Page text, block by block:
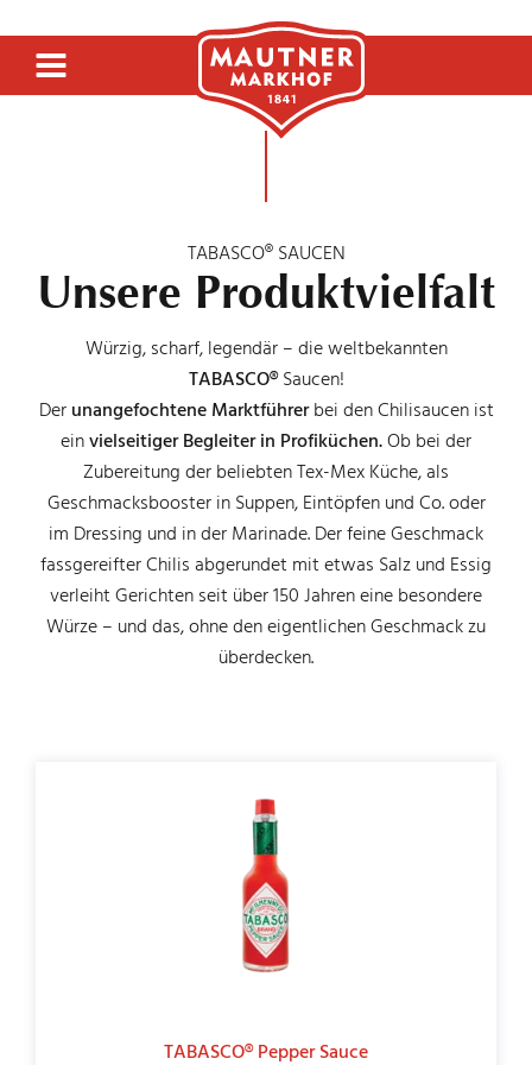
SIRUP & GETRÄNKE
ESSIG
ASIA & ETHNO
TABASCO® SAUCEN
Unsere Produktvielfalt
Würzig, scharf, legendär – die weltbekannten
TABASCO®Saucen!
Derunangefochtene Marktführerbei den Chilisaucen ist
einvielseitiger Begleiter in Profiküchen.Ob bei der
Zubereitung der beliebten Tex-Mex Küche, als
Geschmacksbooster in Suppen, Eintöpfen und Co. oder
im Dressing und in der Marinade. Der feine Geschmack
fassgereifter Chilis abgerundet mit etwas Salz und Essig
verleiht Gerichten seit über 150 Jahren eine besondere
Würze – und das, ohne den eigentlichen Geschmack zu
überdecken.
TABASCO® Pepper Sauce